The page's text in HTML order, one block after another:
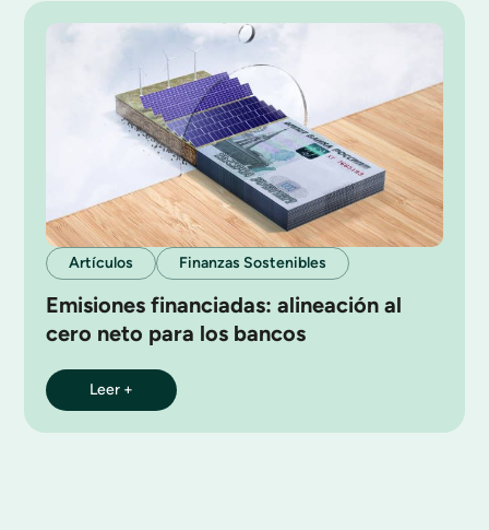
Artículos Finanzas Sostenibles
Emisiones financiadas: alineación al
cero neto para los bancos
Leer +